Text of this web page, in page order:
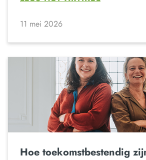
11 mei 2026
Hoe toekomstbestendig